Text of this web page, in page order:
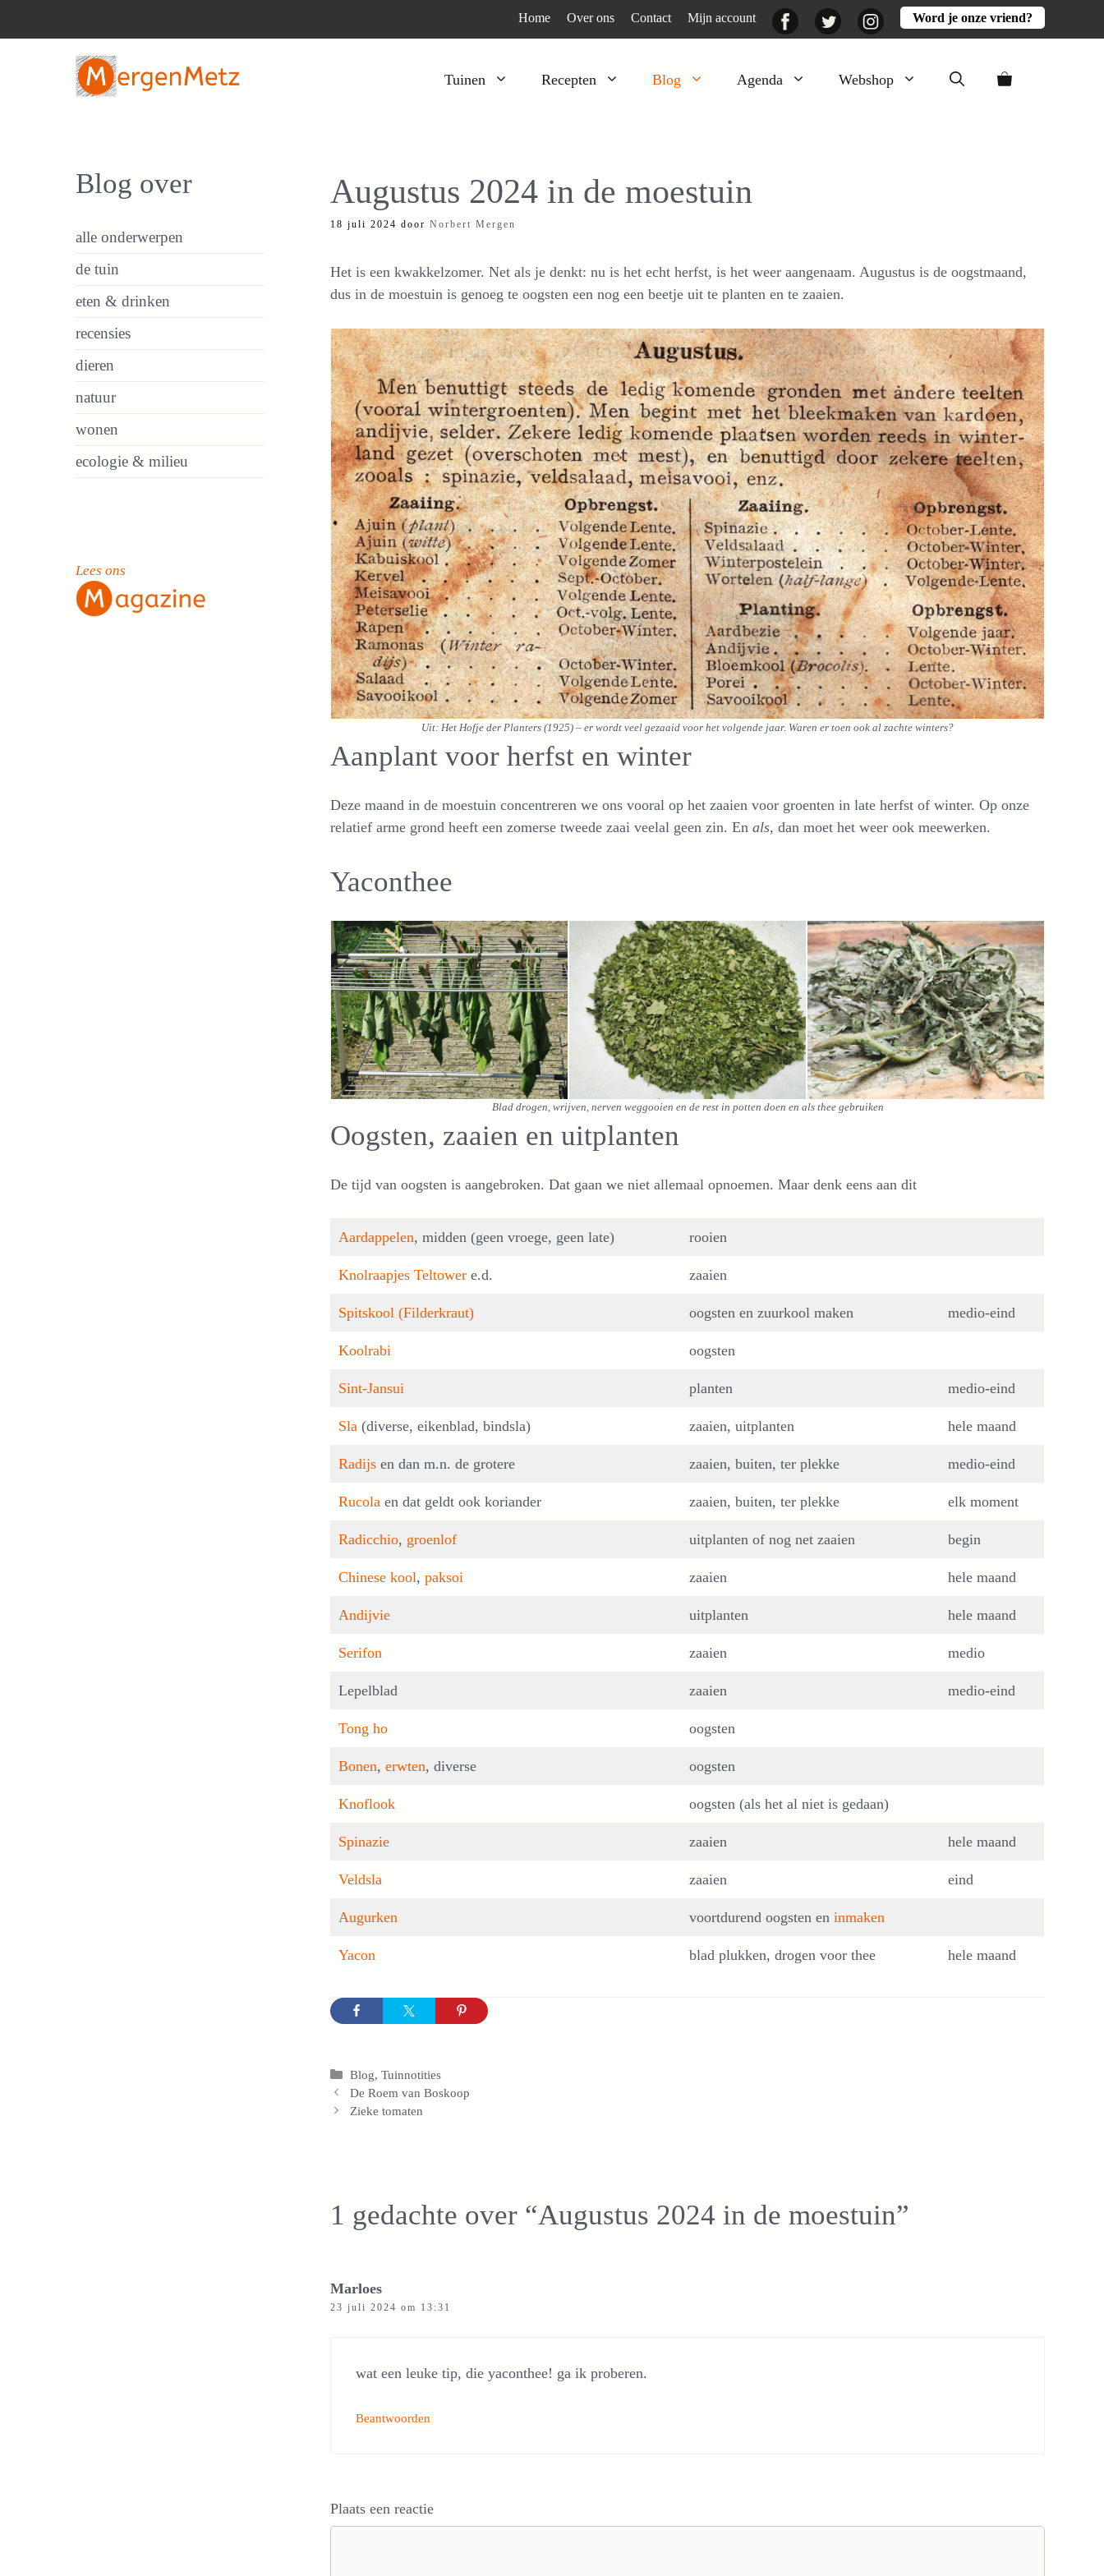
Home Over ons Contact Mijn account FacebookTwitter InstagramWord je onze vriend?
Tuinen Recepten Blog Agenda Webshop
Kruiden
Moestuin
Voedselbos
Peulgroenten
Wortelgroenten
Augustus 2024 in de moestuin
18 juli 2024 door Norbert Mergen
Het is een kwakkelzomer. Net als je denkt: nu is het echt herfst, is het weer aangenaam. Augustus is de oogstmaand,
dus in de moestuin is genoeg te oogsten een nog een beetje uit te planten en te zaaien.
Uit: Het Hofje der Planters (1925) – er wordt veel gezaaid voor het volgende jaar. Waren er toen ook al zachte winters?
Aanplant voor herfst en winter
Deze maand in de moestuin concentreren we ons vooral op het zaaien voor groenten in late herfst of winter. Op onze
relatief arme grond heeft een zomerse tweede zaai veelal geen zin. En als, dan moet het weer ook meewerken.
Yaconthee
Blad drogen, wrijven, nerven weggooien en de rest in potten doen en als thee gebruiken
Oogsten, zaaien en uitplanten
De tijd van oogsten is aangebroken. Dat gaan we niet allemaal opnoemen. Maar denk eens aan dit
Aardappelen, midden (geen vroege, geen late) rooien
Knolraapjes Teltower e.d. zaaien
Spitskool (Filderkraut) oogsten en zuurkool maken medio-eind
Koolrabi oogsten
Sint-Jansui planten medio-eind
Sla (diverse, eikenblad, bindsla) zaaien, uitplanten hele maand
Radijs en dan m.n. de grotere zaaien, buiten, ter plekke medio-eind
Rucola en dat geldt ook koriander zaaien, buiten, ter plekke elk moment
Radicchio, groenlof uitplanten of nog net zaaien begin
Chinese kool, paksoi zaaien hele maand
Andijvie uitplanten hele maand
Serifon zaaien medio
Lepelblad zaaien medio-eind
Tong ho oogsten
Bonen, erwten, diverse oogsten
Knoflook oogsten (als het al niet is gedaan)
Spinazie zaaien hele maand
Veldsla zaaien eind
Augurken voortdurend oogsten en inmaken
Yacon blad plukken, drogen voor thee hele maand
Categorieën
Blog,Tuinnotities
De Roem van Boskoop
Zieke tomaten
1 gedachte over “Augustus 2024 in de moestuin”
Marloes
23 juli 2024 om 13:31
wat een leuke tip, die yaconthee! ga ik proberen.
Beantwoorden
Plaats een reactie
Blog over
alle onderwerpen
de tuin
eten & drinken
recensies
dieren
natuur
wonen
ecologie & milieu
Lees ons